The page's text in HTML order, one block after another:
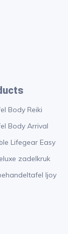
Body Reiki
Body Arrival
Lifegear Easy
zadelkruk
Ijoy